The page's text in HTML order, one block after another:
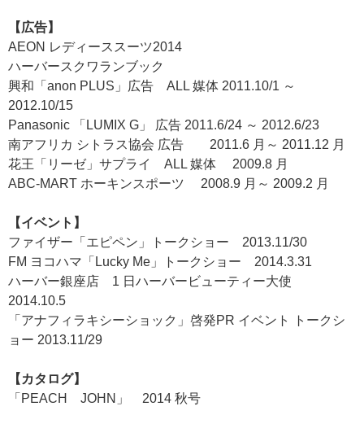
【広告】
AEON レディーススーツ2014
ハーバースクワランブック
興和「anon PLUS」広告 ALL 媒体 2011.10/1 ～
2012.10/15
Panasonic 「LUMIX G」 広告 2011.6/24 ～ 2012.6/23
南アフリカ シトラス協会 広告 2011.6 月～ 2011.12 月
花王「リーゼ」サプライ ALL 媒体 2009.8 月
ABC-MART ホーキンスポーツ 2008.9 月～ 2009.2 月
【イベント】
ファイザー「エピペン」トークショー 2013.11/30
FM ヨコハマ「Lucky Me」トークショー 2014.3.31
ハーバー銀座店 1 日ハーバービューティー大使
2014.10.5
「アナフィラキシーショック」啓発PR イベント トークシ
ョー 2013.11/29
【カタログ】
「PEACH JOHN」 2014 秋号